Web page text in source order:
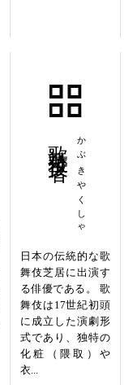
かぶきやくしゃ
日本の伝統的な歌
舞伎芝居に出演す
る俳優である。 歌
舞伎は17世紀初頭
に成立した演劇形
式であり、独特の
化粧（隈取）や
衣...